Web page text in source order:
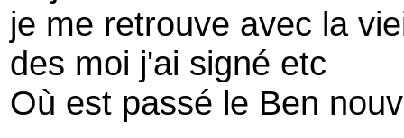
je me retrouve avec la
des moi j'ai signé etc
Où est passé le Ben